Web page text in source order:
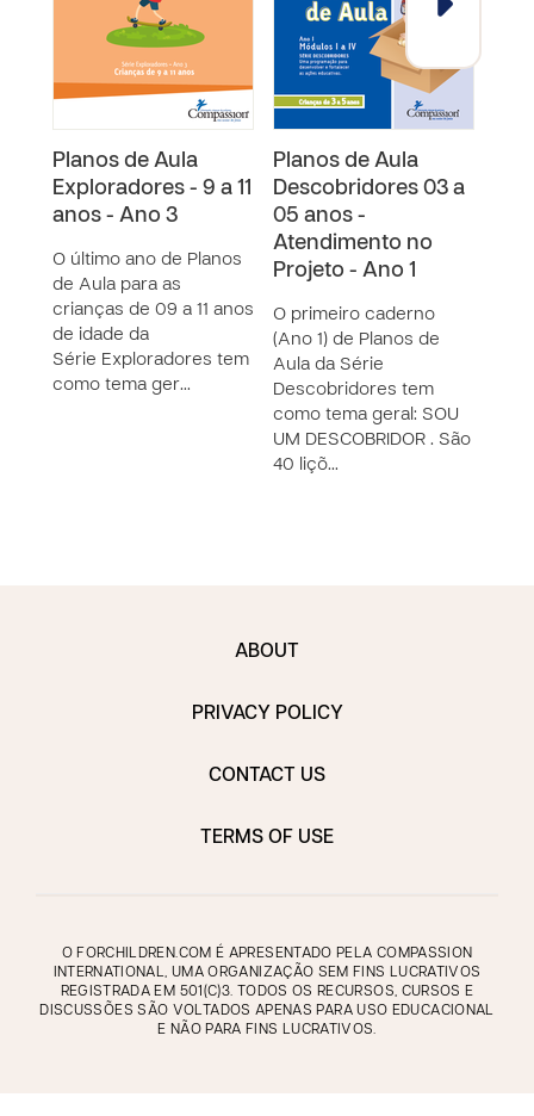
Planos de Aula
Exploradores - 9 a 11
anos - Ano 3
O último ano de Planos
de Aula para as
crianças de 09 a 11 anos
de idade da
Série Exploradores tem
como tema ger…
Planos de Aula
Descobridores 03 a
05 anos -
Atendimento no
Projeto - Ano 1
O primeiro caderno
(Ano 1) de Planos de
Aula da Série
Descobridores tem
como tema geral: SOU
UM DESCOBRIDOR . São
40 liçõ…
ABOUT
PRIVACY POLICY
CONTACT US
TERMS OF USE
O FORCHILDREN.COM É APRESENTADO PELA COMPASSION
INTERNATIONAL, UMA ORGANIZAÇÃO SEM FINS LUCRATIVOS
REGISTRADA EM 501(C)3. TODOS OS RECURSOS, CURSOS E
DISCUSSÕES SÃO VOLTADOS APENAS PARA USO EDUCACIONAL
E NÃO PARA FINS LUCRATIVOS.